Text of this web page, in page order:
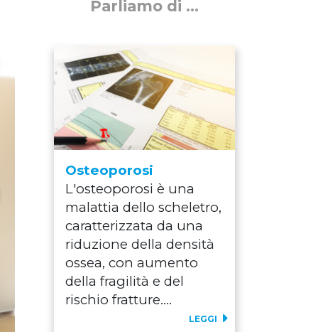
Parliamo di ...
Osteoporosi
L'osteoporosi è una
malattia dello scheletro,
caratterizzata da una
riduzione della densità
ossea, con aumento
della fragilità e del
rischio fratture....
LEGGI